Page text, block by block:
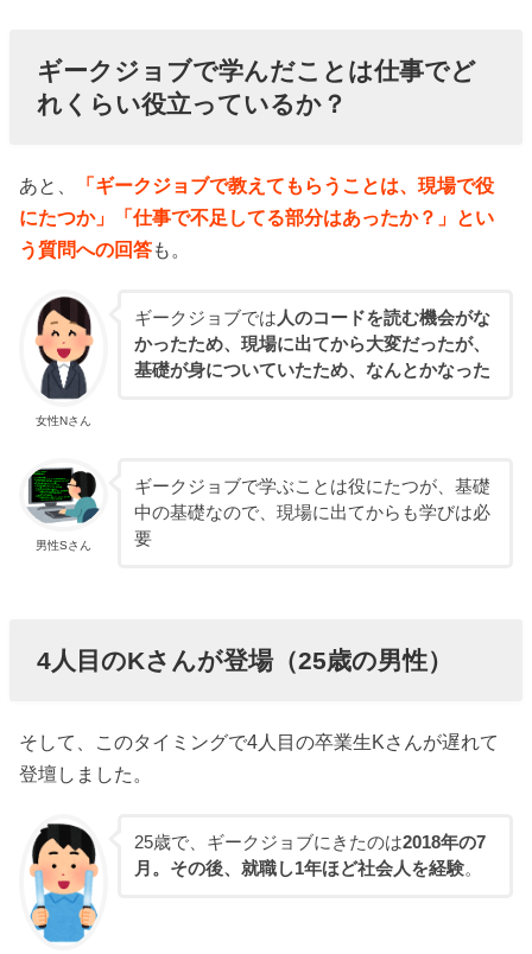
ギークジョブで学んだことは仕事でど
れくらい役立っているか？
あと、
「ギークジョブで教えてもらうことは、現場で役
にたつか」「仕事で不足してる部分はあったか？」とい
う質問への回答も。
女性Nさん
ギークジョブでは人のコードを読む機会がな
かったため、現場に出てから大変だったが、
基礎が身についていたため、なんとかなった
男性Sさん
ギークジョブで学ぶことは役にたつが、基礎
中の基礎なので、現場に出てからも学びは必
要
4人目のKさんが登場（25歳の男性）
そして、このタイミングで4人目の卒業生Kさんが遅れて
登壇しました。
25歳で、ギークジョブにきたのは2018年の7
月。その後、就職し1年ほど社会人を経験。